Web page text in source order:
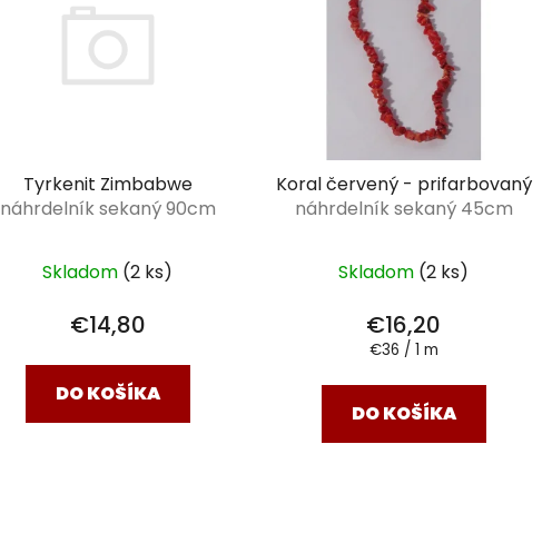
Tyrkenit Zimbabwe
náhrdelník sekaný 90cm
Skladom (2 ks)
€14,80
DO KOŠÍKA
Koral červený - prifarbovaný
náhrdelník sekaný 45cm
Skladom (2 ks)
€16,20
Jednotková
€36 / 1 m
DO KOŠÍKA